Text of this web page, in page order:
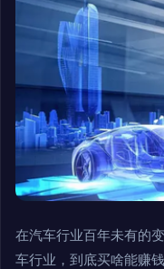
在汽车行业百年未有的
车行业，到底买啥能赚